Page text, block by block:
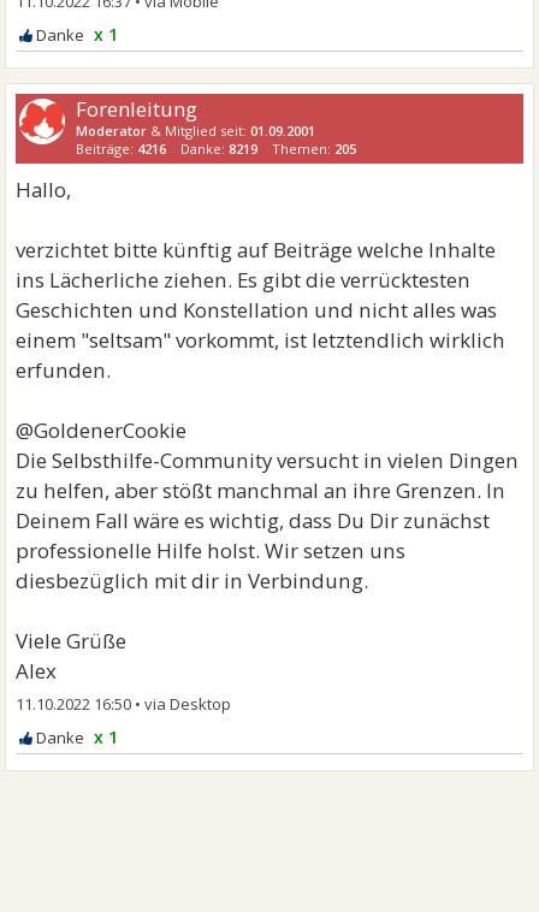
x 1
Forenleitung
Moderator & Mitglied seit:01.09.2001
Beiträge: 4216 Danke:8219 Themen: 205
Hallo,
verzichtet bitte künftig auf Beiträge welche Inhalte
ins Lächerliche ziehen. Es gibt die verrücktesten
Geschichten und Konstellation und nicht alles was
einem "seltsam" vorkommt, ist letztendlich wirklich
erfunden.
@GoldenerCookie
Die Selbsthilfe-Community versucht in vielen Dingen
zu helfen, aber stößt manchmal an ihre Grenzen. In
Deinem Fall wäre es wichtig, dass Du Dir zunächst
professionelle Hilfe holst. Wir setzen uns
diesbezüglich mit dir in Verbindung.
Viele Grüße
Alex
11.10.2022 16:50 •
x 1